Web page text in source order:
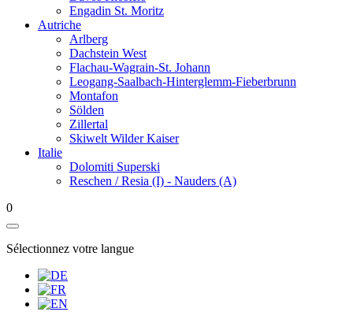
Engadin St. Moritz
Autriche
Arlberg
Dachstein West
Flachau-Wagrain-St. Johann
Leogang-Saalbach-Hinterglemm-Fieberbrunn
Montafon
Sölden
Zillertal
Skiwelt Wilder Kaiser
Italie
Dolomiti Superski
Reschen / Resia (I) - Nauders (A)
0
Sélectionnez votre langue